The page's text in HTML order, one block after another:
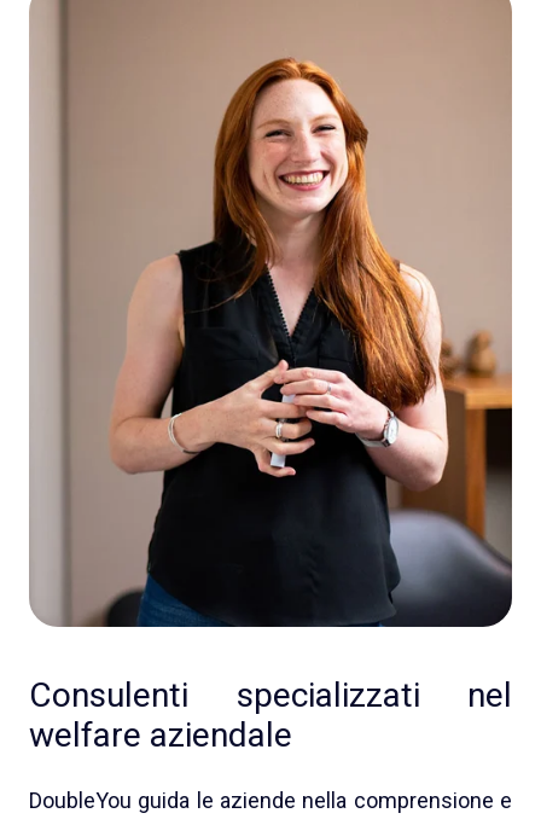
Consulenti specializzati nel
welfare aziendale
DoubleYou guida le aziende nella comprensione e